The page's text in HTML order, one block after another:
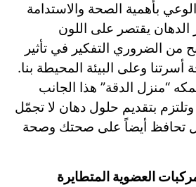
بأهمية الصحة والاستدامة
الدهان يقتصر على اللون
الضروري التفكير في تأثير
وعلى البيئة المحيطة بنا.
“منزل الدقة” هذا الجانب
بتقديم حلول دهان لا تجمّل
تحافظ أيضاً على صحتك وصحة
العضوية المتطايرة